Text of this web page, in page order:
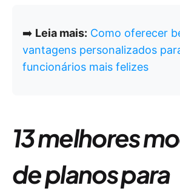
➡️ Leia mais: Como oferecer
vantagens personalizados
funcionários mais felizes
13 melhores
de planos para